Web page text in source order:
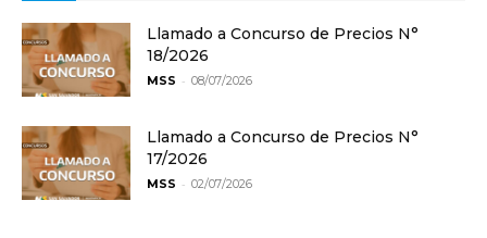
Llamado a Concurso de Precios N°
18/2026
MSS - 08/07/2026
Llamado a Concurso de Precios N°
17/2026
MSS - 02/07/2026